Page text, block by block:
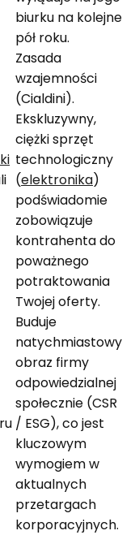
biurku na kolejne
pół roku.
Zasada
wzajemności
(Cialdini).
Ekskluzywny,
ciężki sprzęt
technologiczny
(elektronika)
podświadomie
zobowiązuje
kontrahenta do
poważnego
potraktowania
Twojej oferty.
Buduje
natychmiastowy
obraz firmy
odpowiedzialnej
społecznie (CSR
/ ESG), co jest
kluczowym
wymogiem w
aktualnych
przetargach
korporacyjnych.